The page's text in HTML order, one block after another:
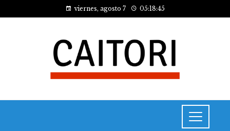
viernes, agosto 7 05:18:45